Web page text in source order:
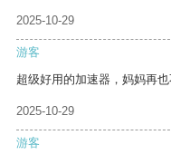
2025-10-29
游客
超级好用的加速器，妈妈再
2025-10-29
游客